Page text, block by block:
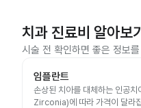
치과 진료비 알아보
시술 전 확인하면 좋은 정보
임플란트
손상된 치아를 대체하는 인공
Zirconia)에 따라 가격이 달라